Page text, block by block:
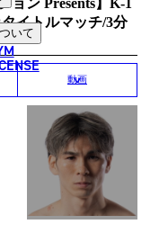
한국어
中文（简体
中文（繁體
いて
ョン Presents】K-1
イトルマッチ/3分
動画